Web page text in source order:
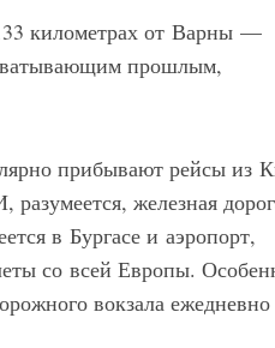
133 километрах от Варны —
прошлым,
прибывают рейсы из
железная
в Бургасе и аэропорт,
со всей Европы.
вокзала ежедневно
Модные брюки
беременных — как
чем носить